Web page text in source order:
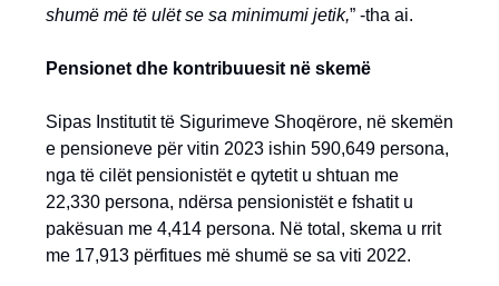
shumë më të ulët se sa minimumi jetik,” -tha ai.
Pensionet dhe kontribuuesit në skemë
Sipas Institutit të Sigurimeve Shoqërore, në skemën
e pensioneve për vitin 2023 ishin 590,649 persona,
nga të cilët pensionistët e qytetit u shtuan me
22,330 persona, ndërsa pensionistët e fshatit u
pakësuan me 4,414 persona. Në total, skema u rrit
me 17,913 përfitues më shumë se sa viti 2022.